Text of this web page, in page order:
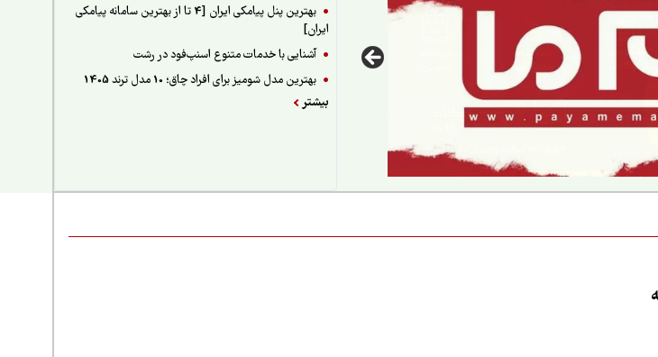
بهترین پنل پیامکی ایران [4 تا از بهترین سامانه پیامکی
ایران]
آشنایی با خدمات متنوع اسنپ‌فود در رشت
بهترین مدل شومیز برای افراد چاق؛ 10 مدل ترند 1405
بیشتر